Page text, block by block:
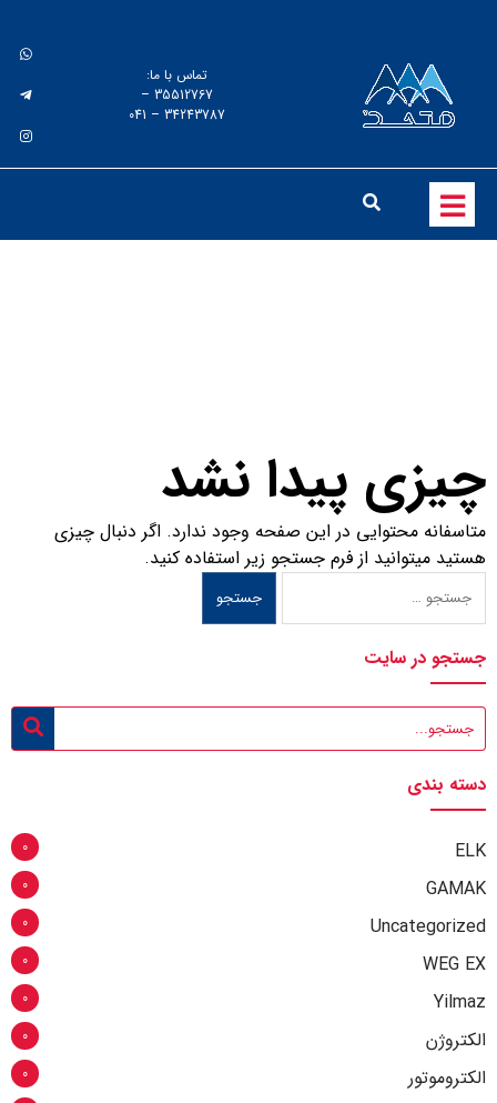
تماس با ما:
35512767 –
34243787 – 041
Yilmaz
چیزی پیدا نشد
متاسفانه محتوایی در این صفحه وجود ندارد. اگر دنبال چیزی
هستید میتوانید از فرم جستجو زیر استفاده کنید.
جستجو در سایت
دسته بندی
ELK
0
GAMAK
0
Uncategorized
0
WEG EX
0
Yilmaz
0
الکتروژن 0
الکتروموتور 0